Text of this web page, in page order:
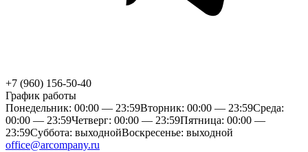
+7 (960) 156-50-40
График работы
Понедельник: 00:00 — 23:59Вторник: 00:00 — 23:59Среда:
00:00 — 23:59Четверг: 00:00 — 23:59Пятница: 00:00 —
23:59Суббота: выходнойВоскресенье: выходной
office@arcompany.ru